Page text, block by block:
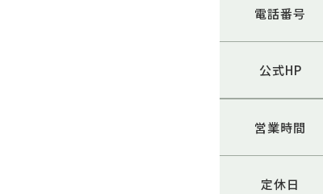
電話番号
公式HP
営業時間
定休日